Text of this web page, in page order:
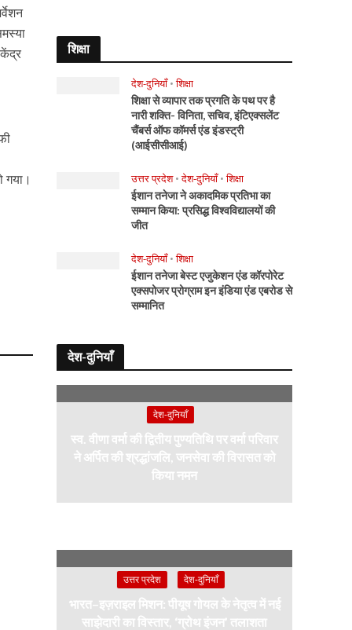
गया।
शिक्षा
देश-दुनियाँ • शिक्षा
शिक्षा से व्यापार तक प्रगति के पथ पर है
नारी शक्ति- विनिता, सचिव, इंटिएक्सलेंट
चैंबर्स ऑफ कॉमर्स एंड इंडस्ट्री
(आईसीसीआई)
उत्तर प्रदेश • देश-दुनियाँ • शिक्षा
ईशान तनेजा ने अकादमिक प्रतिभा का
सम्मान किया: प्रसिद्ध विश्वविद्यालयों की
जीत
देश-दुनियाँ • शिक्षा
ईशान तनेजा बेस्ट एजुकेशन एंड कॉरपोरेट
एक्सपोजर प्रोग्राम इन इंडिया एंड एबरोड से
सम्मानित
देश-दुनियाँ
देश-दुनियाँ
स्व. वीणा वर्मा की द्वितीय पुण्यतिथि पर वर्मा परिवार
ने अर्पित की श्रद्धांजलि, जनसेवा की विरासत को
किया नमन
उत्तर प्रदेश देश-दुनियाँ
भारत–इज़राइल मिशन: पीयूष गोयल के नेतृत्व में नई
साझेदारी का विस्तार, ‘ग्रोथ इंजन’ तलाशता